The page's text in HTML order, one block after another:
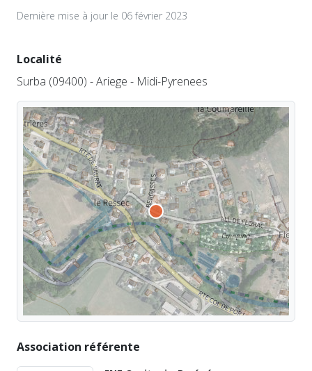
Dernière mise à jour le 06 février 2023
Localité
Surba (09400) - Ariege - Midi-Pyrenees
Association référente